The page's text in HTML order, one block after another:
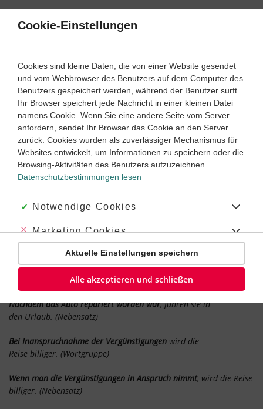
Direkt
Inhalt
Deutsch 5. Klasse ‐ Abitur
Adverbialsatz
Man spricht von Adverbialsätzen, wenn der Teilsatz an die
Stelle eineradverbialen Bestimmungtritt. Ein Adverbialsatz
antwortet auf die Fragen wo, wann, wie, warum usw. und
Adverbialsätze werden in aller Regel durch eine
manchmal über­legen, was stilistisch besser passt: die
adverbiale BestimmungalsWortgruppeoder alsNebensatz
Beispiele:
Nach der Reparatur des Autosfuhren sie in den Urlaub.
Nachdem das Auto repariert worden war, fuhren sie in
den Urlaub. (Nebensatz)
Bei Inanspruchnahme der Vergünstigungen wird die
Reise billiger. (Wortgruppe)
Wenn man die Vergünstigungen in Anspruch nimmt, wird die Reise
billiger. (Nebensatz)
Cookie-Einstellungen
Cookies sind kleine Daten, die von einer Website gesendet
und vom Webbrowser des Benutzers auf dem Computer des
Benutzers gespeichert werden, während der Benutzer surft.
Ihr Browser speichert jede Nachricht in einer kleinen Datei
namens Cookie. Wenn Sie eine andere Seite vom Server
anfordern, sendet Ihr Browser das Cookie an den Server
zurück. Cookies wurden als zuverlässiger Mechanismus für
Websites entwickelt, um Informationen zu speichern oder die
Browsing-Aktivitäten des Benutzers aufzuzeichnen.
Datenschutzbestimmungen lesen
Akzeptiert:
Notwendige Cookies
Abgelehnt:
Marketing Cookies
Abgelehnt:
Personalisierungs-Cookies
Aktuelle Einstellungen speichern
Alle akzeptieren und schließen